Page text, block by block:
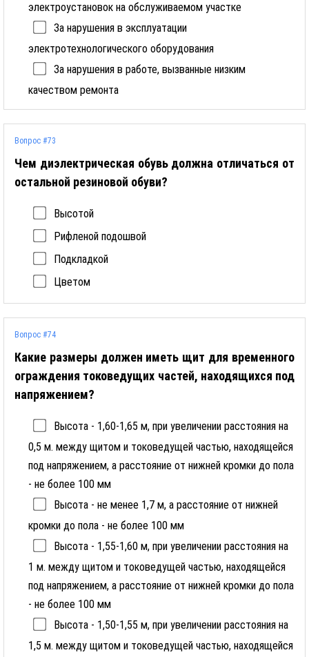
электроустановок на обслуживаемом участке
За нарушения в эксплуатации
электротехнологического оборудования
За нарушения в работе, вызванные низким
качеством ремонта
Вопрос #73
Чем диэлектрическая обувь должна отличаться от
остальной резиновой обуви?
Высотой
Рифленой подошвой
Подкладкой
Цветом
Вопрос #74
Какие размеры должен иметь щит для временного
ограждения токоведущих частей, находящихся под
напряжением?
Высота - 1,60-1,65 м, при увеличении расстояния на
0,5 м. между щитом и токоведущей частью, находящейся
под напряжением, а расстояние от нижней кромки до пола
- не более 100 мм
Высота - не менее 1,7 м, а расстояние от нижней
кромки до пола - не более 100 мм
Высота - 1,55-1,60 м, при увеличении расстояния на
1 м. между щитом и токоведущей частью, находящейся
под напряжением, а расстояние от нижней кромки до пола
- не более 100 мм
Высота - 1,50-1,55 м, при увеличении расстояния на
1,5 м. между щитом и токоведущей частью, находящейся